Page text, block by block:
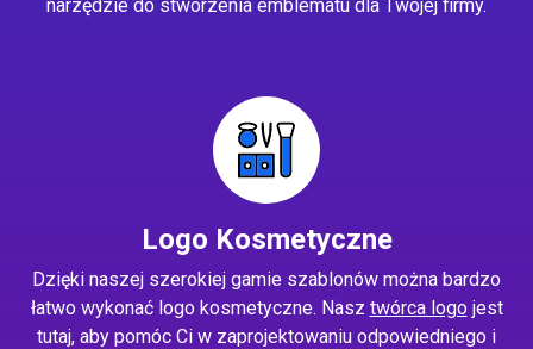
narzędzie do stworzenia emblematu dla Twojej firmy.
Logo Kosmetyczne
Dzięki naszej szerokiej gamie szablonów można bardzo
łatwo wykonać logo kosmetyczne. Nasz twórca logojest
tutaj, aby pomóc Ci w zaprojektowaniu odpowiedniego i